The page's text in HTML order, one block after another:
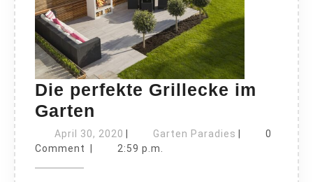
Die perfekte Grillecke im
Garten
perfekte
Grillecke
April 30, 2020 April
30,
Garten Paradies Garten
0
Comment
2:59 p.m.